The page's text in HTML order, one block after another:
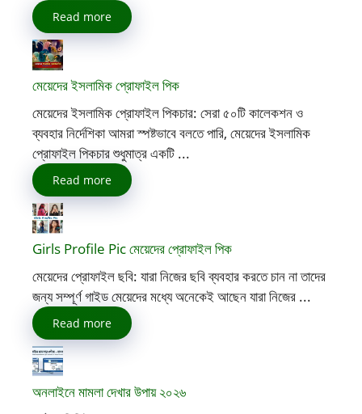
Read more
মেয়েদের ইসলামিক প্রোফাইল পিক
মেয়েদের ইসলামিক প্রোফাইল পিকচার: সেরা ৫০টি কালেকশন ও
ব্যবহার নির্দেশিকা আমরা স্পষ্টভাবে বলতে পারি, মেয়েদের ইসলামিক
প্রোফাইল পিকচার শুধুমাত্র একটি ...
Read more
Girls Profile Pic মেয়েদের প্রোফাইল পিক
মেয়েদের প্রোফাইল ছবি: যারা নিজের ছবি ব্যবহার করতে চান না তাদের
জন্য সম্পূর্ণ গাইড মেয়েদের মধ্যে অনেকেই আছেন যারা নিজের ...
Read more
অনলাইনে মামলা দেখার উপায় ২০২৬